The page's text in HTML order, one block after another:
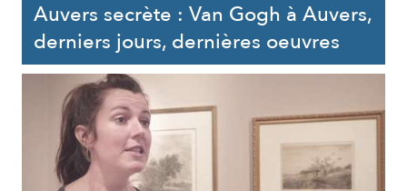
Auvers secrète : Van Gogh à Auvers,
derniers jours, dernières oeuvres